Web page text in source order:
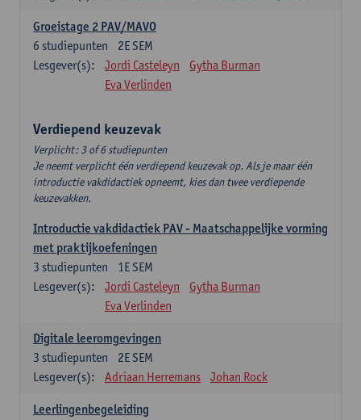
Groeistage 2 PAV/MAVO
2E SEM
6 studiepunten
Lesgever(s):
Jordi Casteleyn
Gytha Burman
Eva Verlinden
Verdiepend keuzevak
Verplicht: 3 of 6 studiepunten
Je neemt verplicht één verdiepend keuzevak op. Als je maar één
introductie vakdidactiek opneemt, kies dan twee verdiepende
keuzevakken.
Introductie vakdidactiek PAV - Maatschappelijke vorming
met praktijkoefeningen
1E SEM
3 studiepunten
Lesgever(s):
Jordi Casteleyn
Gytha Burman
Eva Verlinden
Digitale leeromgevingen
2E SEM
3 studiepunten
Lesgever(s):
Adriaan Herremans Johan Rock
Leerlingenbegeleiding